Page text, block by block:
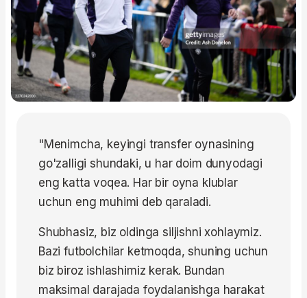
"Menimcha, keyingi transfer oynasining
go'zalligi shundaki, u har doim dunyodagi
eng katta voqea. Har bir oyna klublar
uchun eng muhimi deb qaraladi.
Shubhasiz, biz oldinga siljishni xohlaymiz.
Bazi futbolchilar ketmoqda, shuning uchun
biz biroz ishlashimiz kerak. Bundan
maksimal darajada foydalanishga harakat